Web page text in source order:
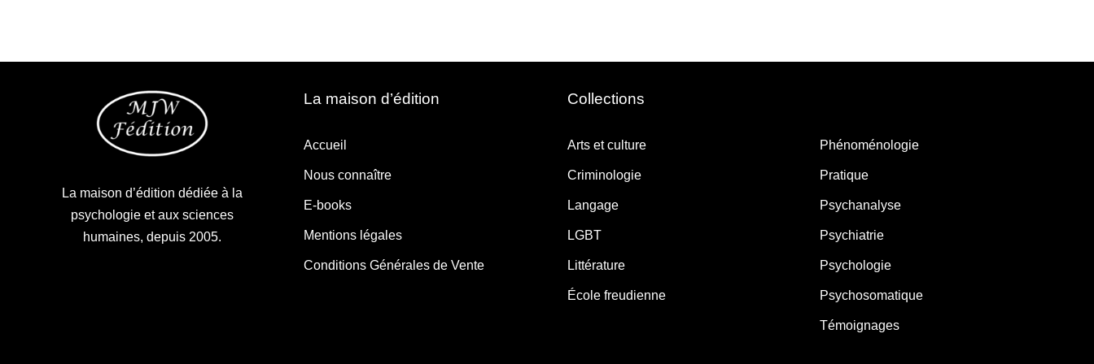
La maison d’édition dédiée à la
psychologie et aux sciences
humaines, depuis 2005.
La maison d’édition
Accueil
Nous connaître
E-books
Mentions légales
Conditions Générales de Vente
Collections
Arts et culture
Criminologie
Langage
LGBT
Littérature
École freudienne
Phénoménologie
Pratique
Psychanalyse
Psychiatrie
Psychologie
Psychosomatique
Témoignages